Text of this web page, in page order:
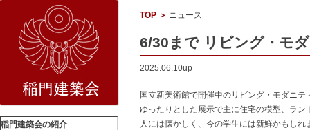
稲門建築会の紹介
TOP ＞ ニュース
6/30まで リビング・モ
2025.06.10up
国立新美術館で開催中のリビング・モダニ
ゆったりとした展示で主に住宅の模型、ラ
人には懐かしく、今の学生には新鮮かもし